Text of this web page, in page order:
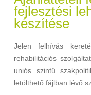
fejlesztési
készítése
Jelen felhívás
rehabilitációs
uniós szintű
letölthető fájlban lévő